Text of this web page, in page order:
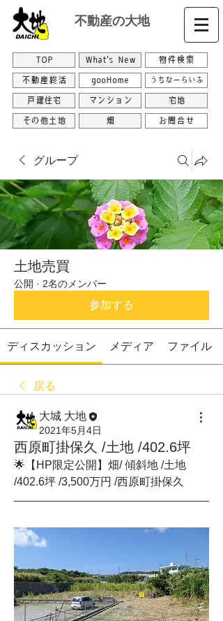
不動産の大地
TOP What's New 物件検索
不動産終活 gooHome うちなーらいふ
戸建住宅 マンション 宅地
その他土地 畑 お問合せ
グループ
土地売買
公開 · 2名のメンバー
参加する
ディスカッション メディア ファイル
戻る
大城 大地
2021年5月4日
西原町掛保久 /土地 /402.6坪
🌟【HP限定公開】畑/ 傾斜地 /土地
/402.6坪 /3,500万円 /西原町掛保久